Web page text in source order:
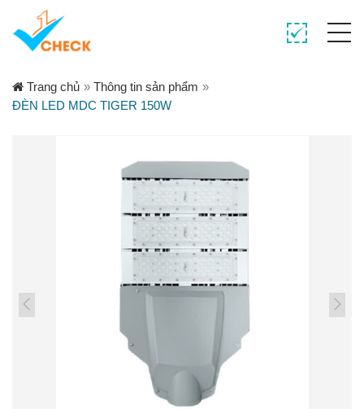
Trang chủ » Thông tin sản phẩm »
ĐÈN LED MDC TIGER 150W